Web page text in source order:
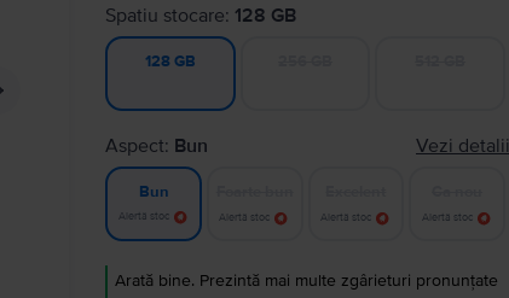
Spatiu stocare: 128 GB
128 GB
Aspect: Bun Vezi detalii
Bun
Alertă stoc Alertă stoc Alertă stoc Alertă stoc
Arată bine. Prezintă mai multe zgârieturi pronunțate